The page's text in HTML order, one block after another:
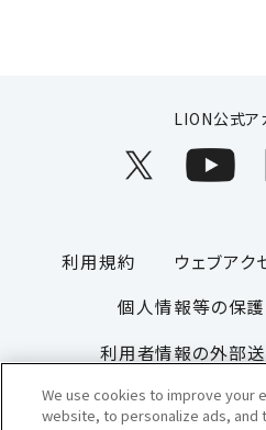
LION公式ア
利用規約
ウェブアク
個人情報等の保
利用者情報の外部
ソーシャルメディアポリシ
We use cookies to improve your
website, to personalize ads, and